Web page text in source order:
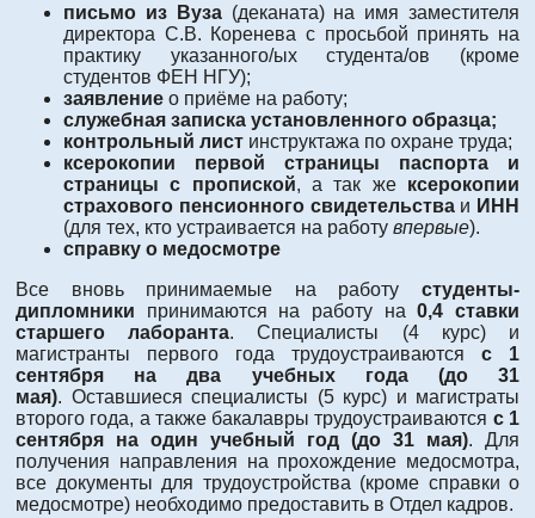
письмо из Вуза(деканата) на имя заместителя
директора С.В. Коренева с просьбой принять на
практику указанного/ых студента/ов (кроме
студентов ФЕН НГУ);
заявление о приёме на работу;
служебная записка установленного образца;
контрольный лист инструктажа по охране труда;
ксерокопии первой страницы паспорта и
страницы с пропиской, а так же ксерокопии
страхового пенсионного свидетельстваи ИНН
(для тех, кто устраивается на работу впервые).
справку о медосмотре
Все вновь принимаемые на работу студенты-
дипломники принимаются на работу на0,4 ставки
старшего лаборанта. Специалисты (4 курс) и
магистранты первого года трудоустраиваются с 1
сентября на два учебных года (до 31
мая). Оставшиеся специалисты (5 курс) и магистраты
второго года, а также бакалавры трудоустраиваются с 1
сентября на один учебный год (до 31 мая). Для
получения направления на прохождение медосмотра,
все документы для трудоустройства (кроме справки о
медосмотре) необходимо предоставить в Отдел кадров.